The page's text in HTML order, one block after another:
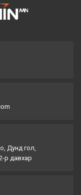
Дунд гол,
р давхар